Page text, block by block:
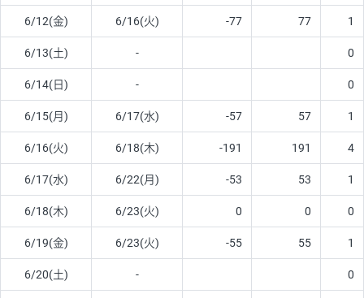
6/12(金) 6/16(火) -77 77 1
6/13(土) - 0
6/14(日) - 0
6/15(月) 6/17(水) -57 57 1
6/16(火) 6/18(木) -191 191 4
6/17(水) 6/22(月) -53 53 1
6/18(木) 6/23(火) 0 0 0
6/19(金) 6/23(火) -55 55 1
6/20(土) - 0